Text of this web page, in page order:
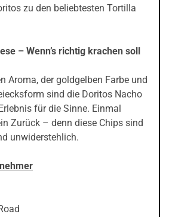
zu den beliebtesten Tortilla
– Wenn’s richtig krachen soll
Aroma, der goldgelben Farbe und
sind die Doritos Nacho
für die Sinne. Einmal
Zurück – denn diese Chips sind
unwiderstehlich.